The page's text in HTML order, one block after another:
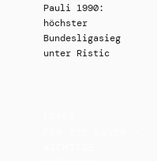
Pauli 1990:
höchster
Bundesligasieg
unter Ristic